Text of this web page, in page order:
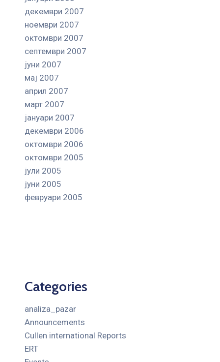
декември 2007
ноември 2007
октомври 2007
септември 2007
јуни 2007
мај 2007
април 2007
март 2007
јануари 2007
декември 2006
октомври 2006
октомври 2005
јули 2005
јуни 2005
февруари 2005
Categories
analiza_pazar
Announcements
Cullen international Reports
ERT